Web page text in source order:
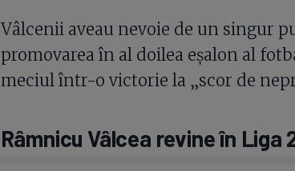
Vâlcenii aveau nevoie de un singur
promovarea în al doilea eșalon al
meciul într-o victorie la „scor de
Râmnicu Vâlcea revine în Liga